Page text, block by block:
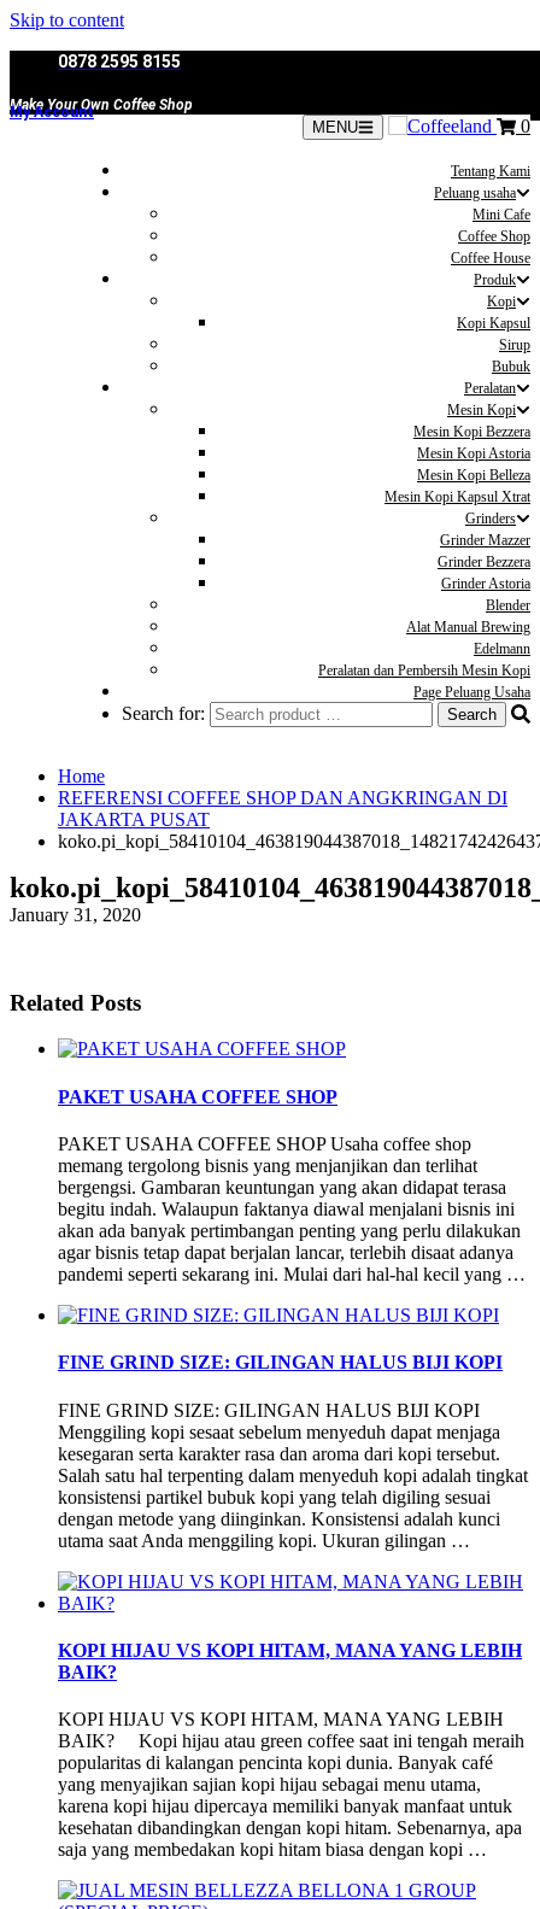
Skip to content
0878 2595 8155
Make Your Own Coffee Shop
My Account
MENU 0
Tentang Kami
Peluang usaha
Mini Cafe
Coffee Shop
Coffee House
Produk
Kopi
Kopi Kapsul
Sirup
Bubuk
Peralatan
Mesin Kopi
Mesin Kopi Bezzera
Mesin Kopi Astoria
Mesin Kopi Belleza
Mesin Kopi Kapsul Xtrat
Grinders
Grinder Mazzer
Grinder Bezzera
Grinder Astoria
Blender
Alat Manual Brewing
Edelmann
Peralatan dan Pembersih Mesin Kopi
Page Peluang Usaha
Search for:
Home
REFERENSI COFFEE SHOP DAN ANGKRINGAN DI
JAKARTA PUSAT
January 31, 2020
Related Posts
PAKET USAHA COFFEE SHOP
PAKET USAHA COFFEE SHOP Usaha coffee shop
memang tergolong bisnis yang menjanjikan dan terlihat
bergengsi. Gambaran keuntungan yang akan didapat terasa
begitu indah. Walaupun faktanya diawal menjalani bisnis ini
akan ada banyak pertimbangan penting yang perlu dilakukan
agar bisnis tetap dapat berjalan lancar, terlebih disaat adanya
pandemi seperti sekarang ini. Mulai dari hal-hal kecil yang …
FINE GRIND SIZE: GILINGAN HALUS BIJI KOPI
FINE GRIND SIZE: GILINGAN HALUS BIJI KOPI
Menggiling kopi sesaat sebelum menyeduh dapat menjaga
kesegaran serta karakter rasa dan aroma dari kopi tersebut.
Salah satu hal terpenting dalam menyeduh kopi adalah tingkat
konsistensi partikel bubuk kopi yang telah digiling sesuai
dengan metode yang diinginkan. Konsistensi adalah kunci
utama saat Anda menggiling kopi. Ukuran gilingan …
KOPI HIJAU VS KOPI HITAM, MANA YANG LEBIH
BAIK?
KOPI HIJAU VS KOPI HITAM, MANA YANG LEBIH
BAIK? Kopi hijau atau green coffee saat ini tengah meraih
popularitas di kalangan pencinta kopi dunia. Banyak café
yang menyajikan sajian kopi hijau sebagai menu utama,
karena kopi hijau dipercaya memiliki banyak manfaat untuk
kesehatan dibandingkan dengan kopi hitam. Sebenarnya, apa
saja yang membedakan kopi hitam biasa dengan kopi …